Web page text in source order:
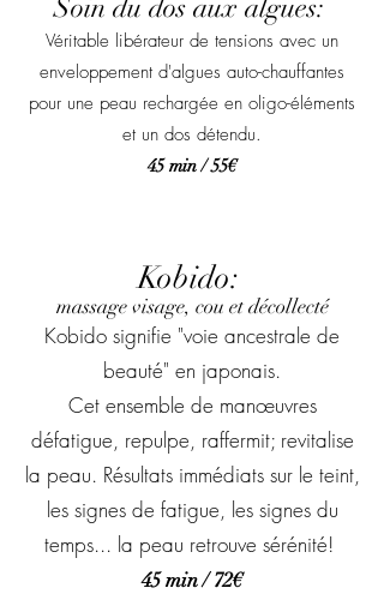
Soin du dos aux algues:
Véritable libérateur de tensions avec un
enveloppement d'algues auto-chauffantes
pour une peau rechargée en oligo-éléments
et un dos détendu.
45 min / 55€
Kobido:
massage visage, cou et décollecté
Kobido signifie "voie ancestrale de
beauté" en japonais.
Cet ensemble de manœuvres
défatigue, repulpe, raffermit; revitalise
la peau. Résultats immédiats sur le teint,
les signes de fatigue, les signes du
temps... la peau retrouve sérénité!
45 min / 72€